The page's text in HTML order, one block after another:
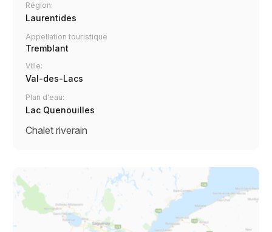
Région:
Laurentides
Appellation touristique
Tremblant
Ville:
Val-des-Lacs
Plan d'eau:
Lac Quenouilles
Chalet riverain